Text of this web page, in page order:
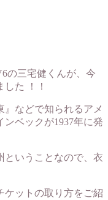
の三宅健くんが、今
た ！！
などで知られるアメ
ベックが1937年に発
ということなので、衣
ケットの取り方をご紹